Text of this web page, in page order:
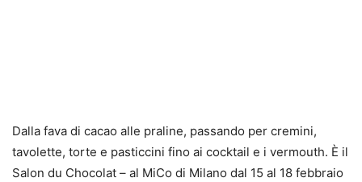
Dalla fava di cacao alle praline, passando per cremini,
tavolette, torte e pasticcini fino ai cocktail e i vermouth. È il
Salon du Chocolat – al MiCo di Milano dal 15 al 18 febbraio